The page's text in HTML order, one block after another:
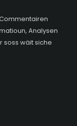
Analysen
soss wäit siche